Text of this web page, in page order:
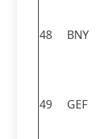
48 BNY
49 GEF